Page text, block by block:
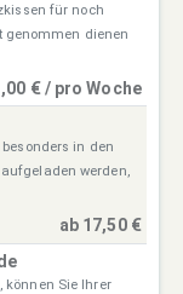
für noch
genommen dienen
€ / pro Woche
besonders in den
werden,
ab 17,50 €
können Sie Ihrer